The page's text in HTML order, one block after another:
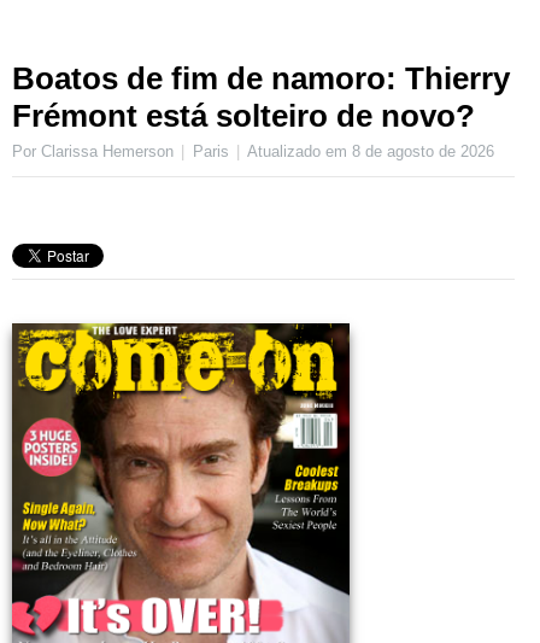
Boatos de fim de namoro: Thierry
Frémont está solteiro de novo?
Por Clarissa Hemerson Paris Atualizado em8 de agosto de 2026